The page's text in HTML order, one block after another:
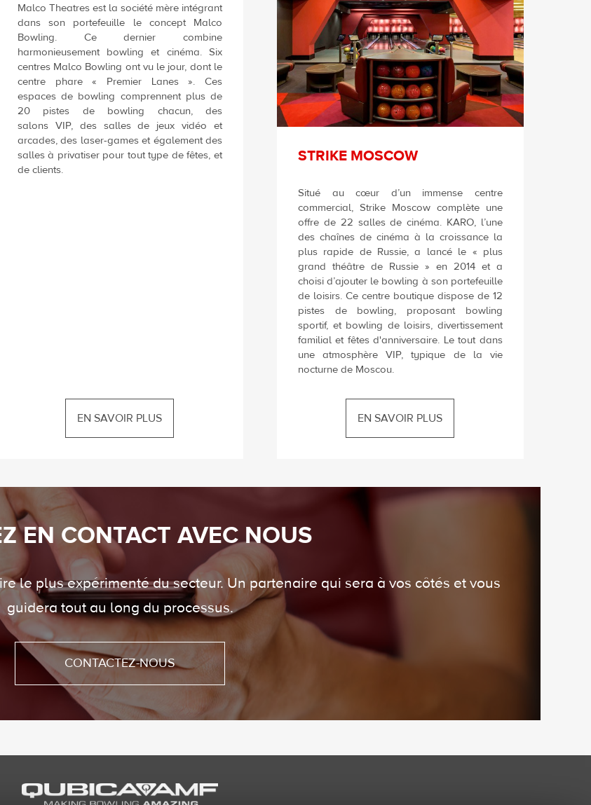
Malco Theatres est la société mère intégrant
dans son portefeuille le concept Malco
Bowling. Ce dernier combine
harmonieusement bowling et cinéma. Six
centres Malco Bowling ont vu le jour, dont le
centre phare « Premier Lanes ». Ces
espaces de bowling comprennent plus de
20 pistes de bowling chacun, des
salons VIP, des salles de jeux vidéo et
arcades, des laser-games et également des
salles à privatiser pour tout type de fêtes, et
de clients.
EN SAVOIR PLUS
STRIKE MOSCOW
Situé au cœur d’un immense centre
commercial, Strike Moscow complète une
offre de 22 salles de cinéma. KARO, l’une
des chaînes de cinéma à la croissance la
plus rapide de Russie, a lancé le « plus
grand théâtre de Russie » en 2014 et a
choisi d’ajouter le bowling à son portefeuille
de loisirs. Ce centre boutique dispose de 12
pistes de bowling, proposant bowling
sportif, et bowling de loisirs, divertissement
familial et fêtes d'anniversaire. Le tout dans
une atmosphère VIP, typique de la vie
nocturne de Moscou.
EN SAVOIR PLUS
EN CONTACT AVEC NOUS
le plus expérimenté du secteur. Un partenaire qui sera à vos côtés et vous
guidera tout au long du processus.
CONTACTEZ-NOUS